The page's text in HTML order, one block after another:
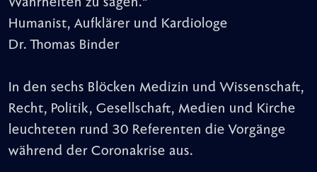
Humanist, Aufklärer und Kardiologe
Dr. Thomas Binder
In den sechs Blöcken Medizin und Wissenschaft,
Recht, Politik, Gesellschaft, Medien und Kirche
leuchteten rund 30 Referenten die Vorgänge
während der Coronakrise aus.